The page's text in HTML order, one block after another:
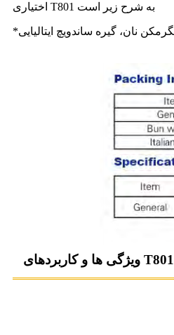
اختیاری T801 به شرح زیر است
گرمکن نان، گیره ساندویچ ایتالیایی
ویژگی ها و کاربردهای T801